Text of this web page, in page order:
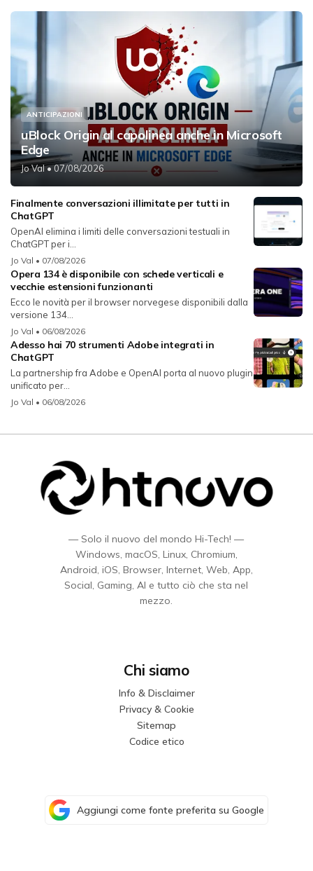
ANTICIPAZIONI
uBlock Origin al capolinea anche in Microsoft
Edge
Jo Val• 07/08/2026
Finalmente conversazioni illimitate per tutti in
ChatGPT
OpenAI elimina i limiti delle conversazioni testuali in
ChatGPT per i...
Jo Val • 07/08/2026
Opera 134 è disponibile con schede verticali e
vecchie estensioni funzionanti
Ecco le novità per il browser norvegese disponibili dalla
versione 134...
Jo Val • 06/08/2026
Adesso hai 70 strumenti Adobe integrati in
ChatGPT
La partnership fra Adobe e OpenAI porta al nuovo plugin
unificato per...
Jo Val • 06/08/2026
— Solo il nuovo del mondo Hi-Tech! —
Windows, macOS, Linux, Chromium,
Android, iOS, Browser, Internet, Web, App,
Social, Gaming, AI e tutto ciò che sta nel
mezzo.
Chi siamo
Info & Disclaimer
Privacy & Cookie
Sitemap
Codice etico
Aggiungi come fonte preferita su Google